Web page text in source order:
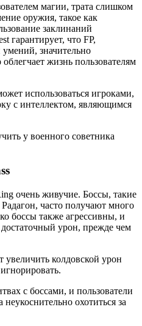
магии, трата слишком
оружия, такое как
заклинаний
гарантирует, что FP,
значительно
жизнь пользователям
использоваться игроками,
с интеллектом, являющимся
у военного советника
очень живучие. Боссы, такие
часто получают много
боссы также агрессивны, и
урон, прежде чем
увеличить колдовской урон
с боссами, и пользователи
охотиться за